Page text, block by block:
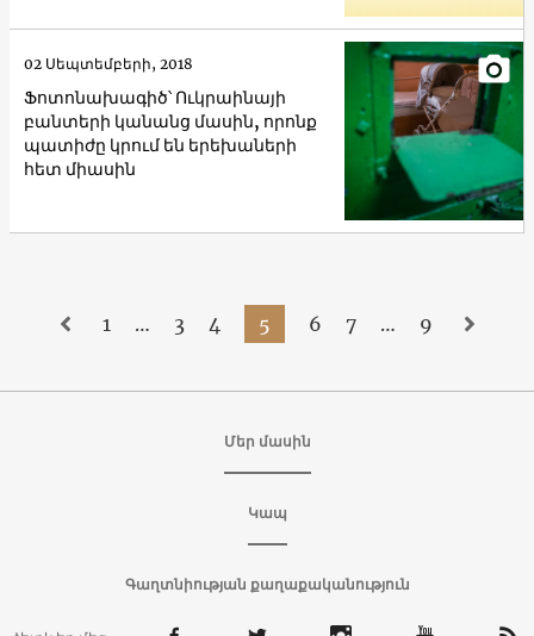
Ֆոտոնախագիծ՝ Ուկրաինայի
բանտերի կանանց մասին, որոնք
պատիժը կրում են երեխաների
հետ միասին
02 Սեպտեմբերի, 2018
1 … 3 4 5 6 7 … 9
Մեր մասին
Կապ
Գաղտնիության քաղաքականություն